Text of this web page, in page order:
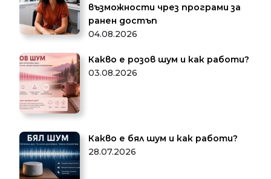
възможности чрез програми за
ранен достъп
04.08.2026
Какво е розов шум и как работи?
03.08.2026
Какво е бял шум и как работи?
28.07.2026